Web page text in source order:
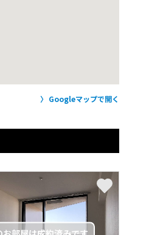
Googleマップで開く